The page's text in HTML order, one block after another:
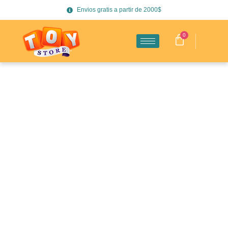
Envios gratis a partir de 2000$
0